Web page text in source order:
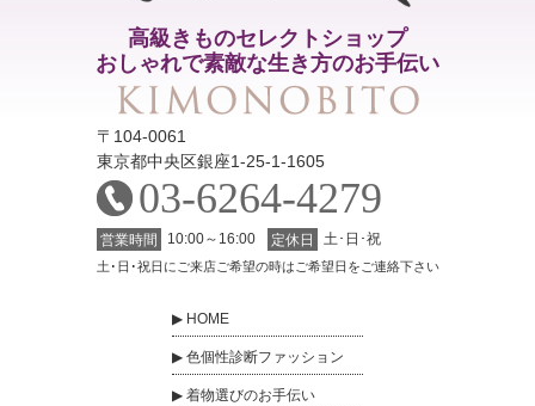
高級きものセレクトショップ
おしゃれで素敵な生き方のお手伝い
〒104-0061
東京都中央区銀座1-25-1-1605
03-6264-4279
営業時間 10:00～16:00 定休日 土･日･祝
土･日･祝日にご来店ご希望の時はご希望日をご連絡下さい
HOME
色個性診断ファッション
着物選びのお手伝い